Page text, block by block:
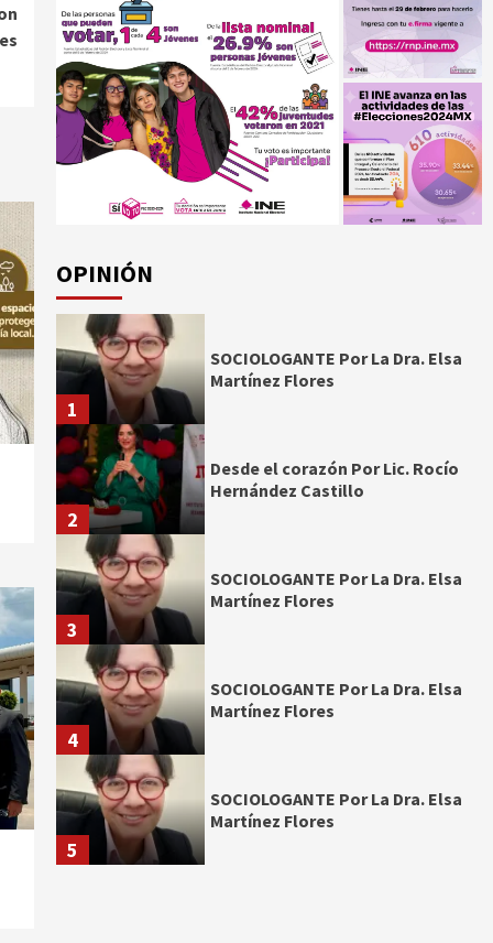
OPINIÓN
1
SOCIOLOGANTE Por La Dra. Elsa
Martínez Flores
2
Desde el corazón Por Lic. Rocío
Hernández Castillo
3
SOCIOLOGANTE Por La Dra. Elsa
Martínez Flores
4
SOCIOLOGANTE Por La Dra. Elsa
Martínez Flores
5
SOCIOLOGANTE Por La Dra. Elsa
Martínez Flores